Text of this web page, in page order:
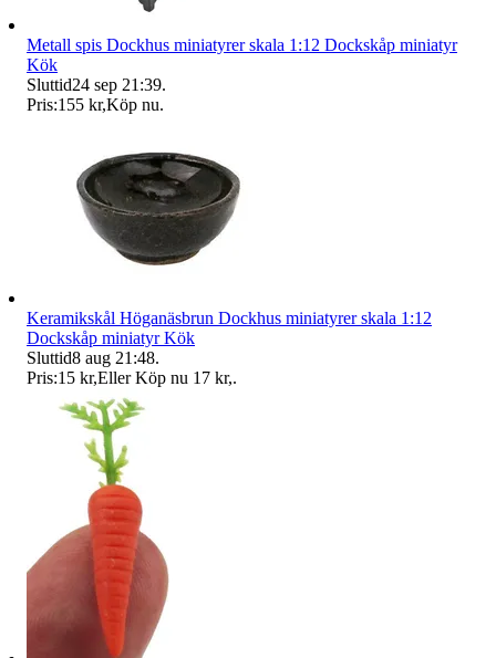
Metall spis Dockhus miniatyrer skala 1:12 Dockskåp miniatyr
Kök
Sluttid24 sep 21:39.
Pris:155 kr,Köp nu.
Keramikskål Höganäsbrun Dockhus miniatyrer skala 1:12
Dockskåp miniatyr Kök
Sluttid8 aug 21:48.
Pris:15 kr,Eller Köp nu 17 kr,.